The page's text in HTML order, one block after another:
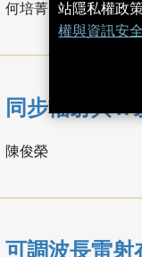
何培菁
同步輻射與 X
陳俊榮
可調波長雷
站隱私權政
權與資訊安